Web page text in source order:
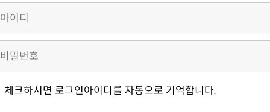
체크하시면 로그인아이디를 자동으로 기억합니다.